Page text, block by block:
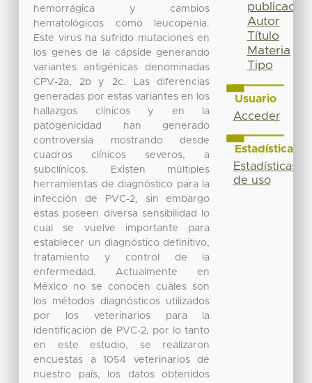
hemorrágica y cambios
hematológicos como leucopenia.
Este virus ha sufrido mutaciones en
los genes de la cápside generando
variantes antigénicas denominadas
CPV-2a, 2b y 2c. Las diferencias
generadas por estas variantes en los
hallazgos clínicos y en la
patogenicidad han generado
controversia mostrando desde
cuadros clínicos severos, a
subclínicos. Existen múltiples
herramientas de diagnóstico para la
infección de PVC-2, sin embargo
estas poseen diversa sensibilidad lo
cual se vuelve importante para
establecer un diagnóstico definitivo,
tratamiento y control de la
enfermedad. Actualmente en
México no se conocen cuáles son
los métodos diagnósticos utilizados
por los veterinarios para la
identificación de PVC-2, por lo tanto
en este estudio, se realizaron
encuestas a 1054 veterinarios de
nuestro país, los datos obtenidos
publicación
Autor
Título
Materia
Tipo
Usuario
Acceder
Estadísticas
Estadísticas
de uso